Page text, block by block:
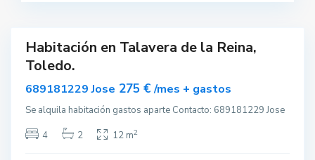
Habitación en Talavera de la Reina,
Toledo.
689181229 Jose 275 €/mes + gastos
Se alquila habitación gastos aparte Contacto: 689181229 Jose
4
2 12 m2
a
l
a
v
e
r
d
l
a